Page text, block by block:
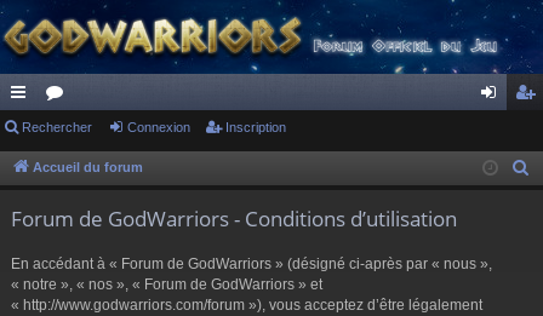
ac
co
s
or
u ne cri
Rechercher Connexion Inscription
Accueil du forum
Forum de GodWarriors - Conditions d’utilisation
En accédant à « Forum de GodWarriors » (désigné ci-après par « nous »,
« notre », « nos », « Forum de GodWarriors » et
« http://www.godwarriors.com/forum »), vous acceptez d’être légalement